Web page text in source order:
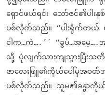
ရှောင်ဖယ်ရင်း သော်ဇင်၏ပါး
ပစ်လိုက်သည်။ “ပါးရိုက်တယ်
ငါက…ကဲ….´´ “ခွပ်…အမေ့….အ
သို့ ပုံလျက်သားကျသွားပြီးသတိ
ဇာလေးဖြူ၏ကိုယ်ပေါ်မှအဝတ်အ
ပစ်လိုက်သည်။ သူမ၏ခန္ဓာကိုယ်လ